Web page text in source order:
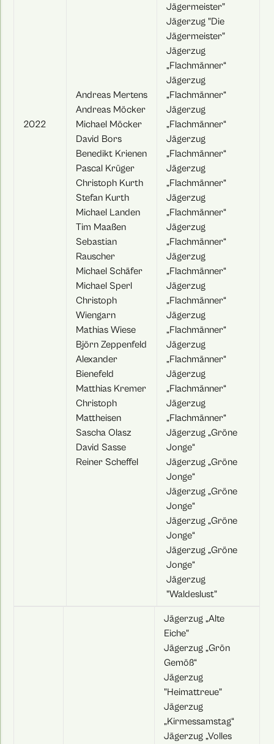
2022
Andreas Mertens
Andreas Möcker
Michael Möcker
David Bors
Benedikt Krienen
Pascal Krüger
Christoph Kurth
Stefan Kurth
Michael Landen
Tim Maaßen
Sebastian
Rauscher
Michael Schäfer
Michael Sperl
Christoph
Wiengarn
Mathias Wiese
Björn Zeppenfeld
Alexander
Bienefeld
Matthias Kremer
Christoph
Mattheisen
Sascha Olasz
David Sasse
Reiner Scheffel
Jägermeister"
Jägerzug "Die
Jägermeister"
Jägerzug
„Flachmänner“
Jägerzug
„Flachmänner“
Jägerzug
„Flachmänner“
Jägerzug
„Flachmänner“
Jägerzug
„Flachmänner“
Jägerzug
„Flachmänner“
Jägerzug
„Flachmänner“
Jägerzug
„Flachmänner“
Jägerzug
„Flachmänner“
Jägerzug
„Flachmänner“
Jägerzug
„Flachmänner“
Jägerzug
„Flachmänner“
Jägerzug
„Flachmänner“
Jägerzug „Gröne
Jonge“
Jägerzug „Gröne
Jonge“
Jägerzug „Gröne
Jonge“
Jägerzug „Gröne
Jonge“
Jägerzug „Gröne
Jonge“
Jägerzug
"Waldeslust"
Jägerzug „Alte
Eiche"
Jägerzug „Grön
Gemöß“
Jägerzug
"Heimattreue"
Jägerzug
„Kirmessamstag“
Jägerzug „Volles